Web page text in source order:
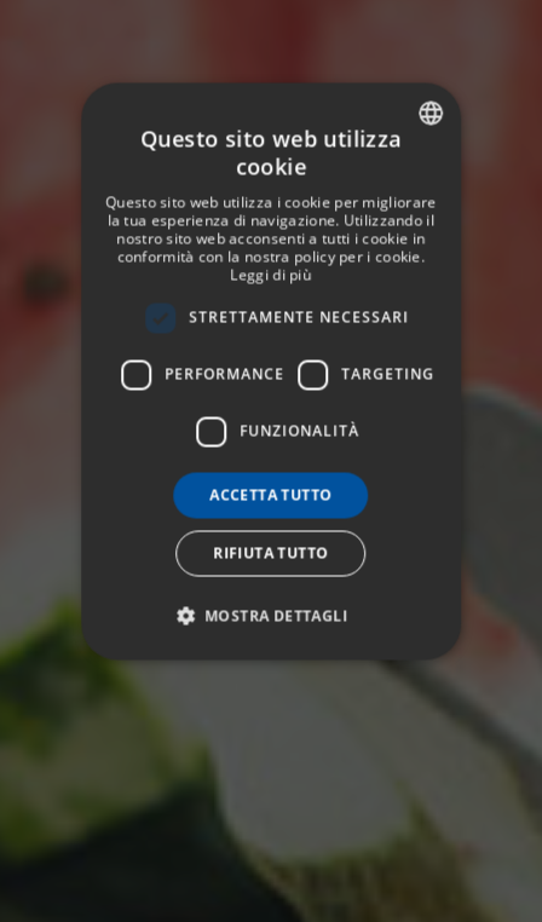
ENGLISH
GERMAN
Questo sito web utilizza
cookie
Questo sito web utilizza i cookie per migliorare
la tua esperienza di navigazione. Utilizzando il
nostro sito web acconsenti a tutti i cookie in
conformità con la nostra policy per i cookie.
Leggi di più
STRETTAMENTE NECESSARI
PERFORMANCE TARGETING
FUNZIONALITÀ
ACCETTA TUTTO
RIFIUTA TUTTO
MOSTRA DETTAGLI